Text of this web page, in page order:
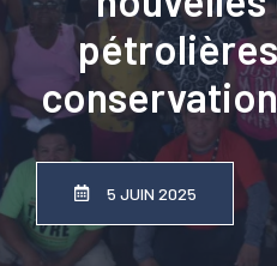
5 JUIN 2025